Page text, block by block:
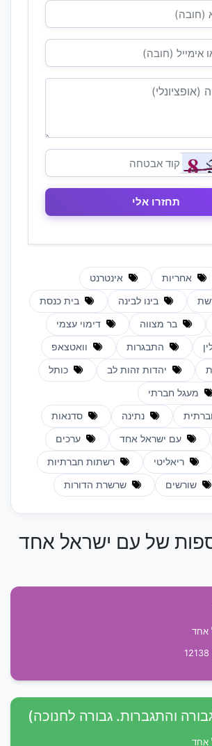
אחריות אינטרנט
בינו לבינה בית כנסת
בר מצווה דימוי עצמי
התבגרות וואטצאפ
יהדות זהות לב כותל
מעגל חברתי
נתינה סדנאות
עם ישראל אחד ערכים
ריאליטי רשתות חברתיות
שורשים שרשרת הדורות
של עם ישראל אחד
אחד
והתגברות. גבורה לחנוכה)
אחד